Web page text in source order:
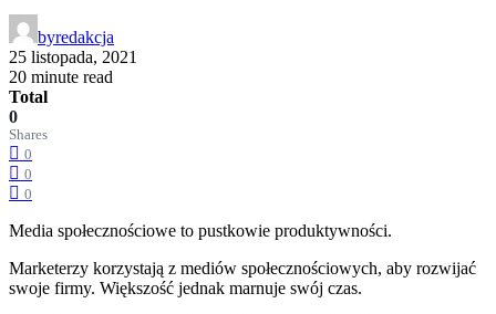
byredakcja
25 listopada, 2021
20 minute read
Total
0
Shares
0
0
0
Media społecznościowe to pustkowie produktywności.
Marketerzy korzystają z mediów społecznościowych, aby rozwijać
swoje firmy. Większość jednak marnuje swój czas.